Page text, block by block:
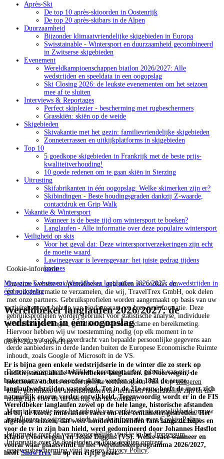
Cookie-informatie
Om onze website te optimaliseren, gebruiken we cookies om
gebruiksinformatie te verzamelen, die wij, TravelTrex GmbH, ook delen
met onze partners. Gebruiksprofielen worden aangemaakt op basis van uw
activiteiten met behulp van eindapparaat- en browserinformatie. Deze
gebruiksprofielen worden gebruikt voor statistische analyse, individuele
productaanbevelingen, geïndividualiseerde reclame en bereikmeting.
Hiervoor hebben wij uw toestemming nodig (op elk moment in te
trekken), wat ook de overdracht van bepaalde persoonlijke gegevens aan
derde aanbieders in derde landen buiten de Europese Economische Ruimte
inhoudt, zoals Google of Microsoft in de VS.
Door opaccepterente klikken, accepteert u het gebruik van niet-
functionele cookies en soortgelijke technologieën. Als u opweigeren
klikt, gebruiken we alleen diensten die technisch noodzakelijk zijn en die
nodig zijn voor de uitvoering van het contract.
Meer informatie over het gebruik van cookies en de mogelijkheid om uw
instellingen te wijzigen, vindt u in de informatie overCookie-Policy.
Informatie over de verantwoordelijke vind je in hetImpressum.
Informatie over de doeleinden en jouw rechten omtrent
gegevensbescherming vind je onzePrivacy Policy.
Après-Ski
De top 10 après-skioorden in Oostenrijk
De top 20 après-skibars in de Alpen
Duurzaamheid
Bijzonder klimaatvriendelijke skigebieden in Europa
Swisstainable - Wintersport en duurzaamheid gecombineerd
in Zwitserse skigebieden
Evenement
Wereldkampioenschappen biatlon 2026/2027: Alle
wedstrijden en speeldata in een oogopslag
Ski Closing 2026: de leukste evenementen om het seizoen
mee af te sluiten
Interviews & Reportages
Perfect skiplezier - bescherming met rugbeschermers
Grasskiën: skiën op de weide
Skigebieden
Skivakantie met het gezin: familievriendelijke skigebieden
Zonneterrassen en uitkijkplatforms in skigebieden
Top 10
5 goedkope skigebieden in Frankrijk met de beste prijs-
kwaliteitverhouding!
10 goede redenen om te gaan skiën in Sterzing
Uitrusting
Skifabrikanten in één oogopslag: Welke skimerken zijn er?
Skibindingen - Beste houdingsgraden dankzij Z-waarde,
contactdruk en Grip Walk
Vakantie & Wintersport
Wanneer is de beste tijd om wintersport te boeken?
Langlaufen - Alle informatie over deze populaire wintersport
Veiligheid op skis
Voor het geval dat: Deze wintersportverzekeringen zijn echt
de moeite waard
Lawinegevaar is levensgevaar: het juiste gedrag tijdens
lawines
MagazineEvenementWereldbeker langlaufen 2026/2027: de wedstrijden in
één oogopslag
Wereldbeker langlaufen 2026/2027: de
wedstrijden in één oogopslag
08-07-2025 - SnowTrex
Er is bijna geen enkele wedstrijdserie in de winter die zo sterk op
traditie steunt als de Wereldbeker langlaufen. In Noorwegen, de
bakermat van het noordse skiën, werden al in 1843 de eerste
langlaufwedstrijden vastgelegd. Tot in de 21e eeuw heeft de sport zich
natuurlijk enorm verder ontwikkeld. Tegenwoordig wordt er in de FIS
Wereldbeker langlaufen zowel op de hele lange, historische afstanden
als bij de korte, innovatieve races om elke centimeter gestreden. Het
afgelopen seizoen, dat weer honderdduizenden fans langs de loipes en
voor de tv in zijn ban hield, werd gedomineerd door Johannes Høsflot
Klæbo (Noorwegen) en Jessie Diggins (VS). Welke race wanneer en
vooral waar plaatsvindt in het Wereldbekerprogramma 2026/2027,
heeftSnowTrexnu op een rijtje gezet.